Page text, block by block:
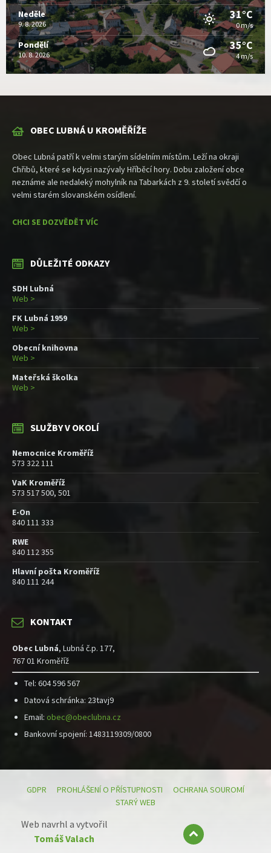
Neděle
9. 8. 2026
31°C
0 m/s
Pondělí
10. 8. 2026
35°C
4 m/s
OBEC LUBNÁ U KROMĚŘÍŽE
Obec Lubná patří k velmi starým sídelním místům. Leží na okraji
Chřibů, které se kdysi nazývaly Hříběcí hory. Dobu založení obce
neznáme ale nedaleký mohylník na Tabarkách z 9. století svědčí o
velmi starém slovanském osídlení.
CHCI SE DOZVĚDĚT VÍC
DŮLEŽITÉ ODKAZY
SDH Lubná
Web >
FK Lubná 1959
Web >
Obecní knihovna
Web >
Mateřská školka
Web >
SLUŽBY V OKOLÍ
Nemocnice Kroměříž
573 322 111
VaK Kroměříž
573 517 500, 501
E-On
840 111 333
RWE
840 112 355
Hlavní pošta Kroměříž
840 111 244
KONTAKT
Obec Lubná, Lubná č.p. 177,
767 01 Kroměříž
Tel: 604 596 567
Datová schránka: 23tavj9
Email: obec@obeclubna.cz
Bankovní spojení: 1483119309/0800
GDPR PROHLÁŠENÍ O PŘÍSTUPNOSTI
OCHRANA SOUROMÍ
STARÝ WEB
Web navrhl a vytvořil
Tomáš Valach